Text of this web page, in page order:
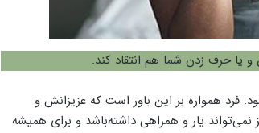
یا حرف زدن شما هم انتقاد کند.
فرد همواره بر این باور است که عزیزانش و
نمی‌تواند یار و همراهی داشته‌باشد و برای همیشه